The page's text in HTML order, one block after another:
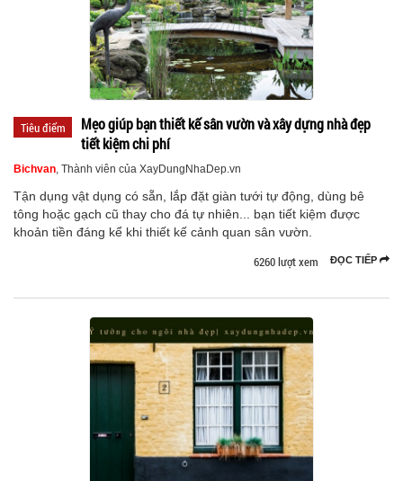
Tiêu điểm
Mẹo giúp bạn thiết kế sân vườn và xây dựng nhà đẹp
tiết kiệm chi phí
Bichvan, Thành viên của XayDungNhaDep.vn
Tận dụng vật dụng có sẵn, lắp đặt giàn tưới tự động, dùng bê
tông hoặc gạch cũ thay cho đá tự nhiên... bạn tiết kiệm được
khoản tiền đáng kể khi thiết kế cảnh quan sân vườn.
ĐỌC TIẾP
6260 lượt xem